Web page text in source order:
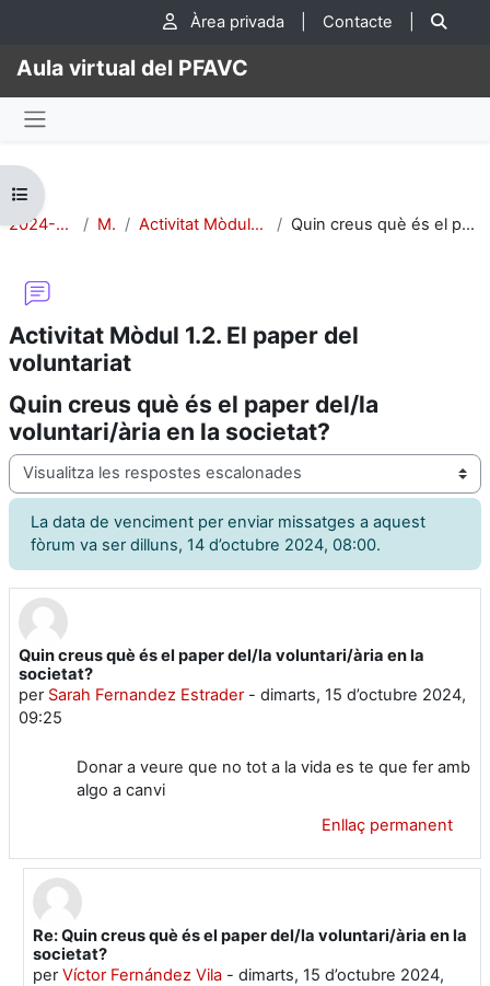
Ves al contingut principal
Àrea privada Contacte
Aula virtual del PFAVC
Obre l'índex del curs
2024-CIV-Adhara-2
Mòdul 1: Activitat Mòdul 1.2. El paper del voluntariat Quin creus què és el paper del/la voluntari/ària en la societat?
Activitat Mòdul 1.2. El paper del
voluntariat
Quin creus què és el paper del/la
voluntari/ària en la societat?
Mode de visualització
La data de venciment per enviar missatges a aquest
fòrum va ser dilluns, 14 d’octubre 2024, 08:00.
Quin creus què és el paper del/la voluntari/ària en la
societat?
per Sarah Fernandez Estrader- dimarts, 15 d’octubre 2024,
09:25
Nombre de respostes: 1
Donar a veure que no tot a la vida es te que fer amb
algo a canvi
Enllaç permanent
En resposta a Sarah Fernandez Estrader
Re: Quin creus què és el paper del/la voluntari/ària en la
societat?
perVíctor Fernández Vila- dimarts, 15 d’octubre 2024,